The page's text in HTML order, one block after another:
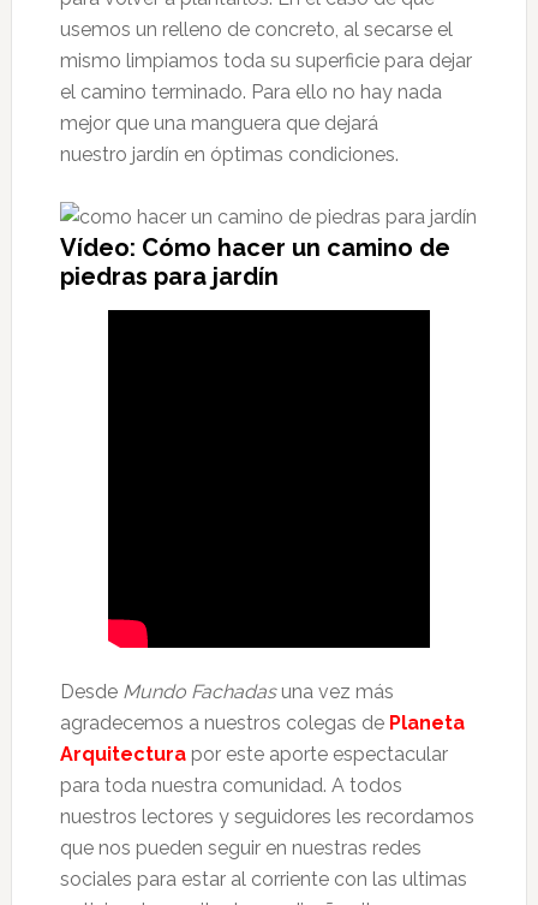
usemos un relleno de concreto, al secarse el
mismo limpiamos toda su superficie para dejar
el camino terminado. Para ello no hay nada
mejor que una manguera que dejará
nuestro jardín en óptimas condiciones.
Vídeo: Cómo hacer un camino de
piedras para jardín
Desde Mundo Fachadasuna vez más
agradecemos a nuestros colegas de Planeta
Arquitecturapor este aporte espectacular
para toda nuestra comunidad. A todos
nuestros lectores y seguidores les recordamos
que nos pueden seguir en nuestras redes
sociales para estar al corriente con las ultimas